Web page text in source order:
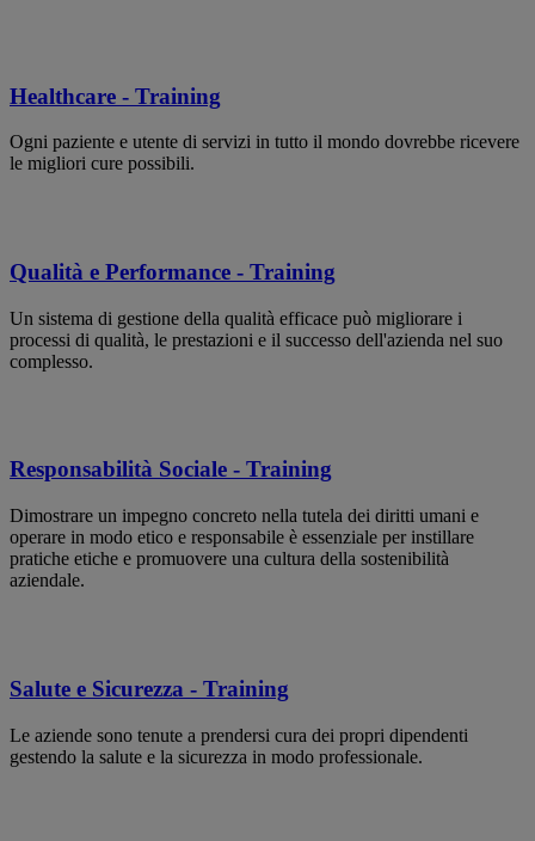
Healthcare - Training
Ogni paziente e utente di servizi in tutto il mondo dovrebbe ricevere
le migliori cure possibili.
Qualità e Performance - Training
Un sistema di gestione della qualità efficace può migliorare i
processi di qualità, le prestazioni e il successo dell'azienda nel suo
complesso.
Responsabilità Sociale - Training
Dimostrare un impegno concreto nella tutela dei diritti umani e
operare in modo etico e responsabile è essenziale per instillare
pratiche etiche e promuovere una cultura della sostenibilità
aziendale.
Salute e Sicurezza - Training
Le aziende sono tenute a prendersi cura dei propri dipendenti
gestendo la salute e la sicurezza in modo professionale.